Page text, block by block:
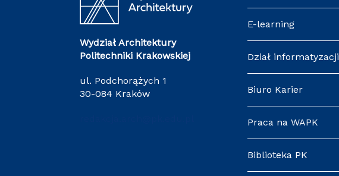
Wydział Architektury
Politechniki Krakowskiej
ul. Podchorążych 1
30-084 Kraków
E-learning
Dział informatyzacji
Biuro Karier
Praca na WAPK
Biblioteka PK